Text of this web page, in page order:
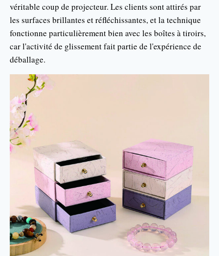
véritable coup de projecteur. Les clients sont attirés par
les surfaces brillantes et réfléchissantes, et la technique
fonctionne particulièrement bien avec les boîtes à tiroirs,
car l'activité de glissement fait partie de l'expérience de
déballage.